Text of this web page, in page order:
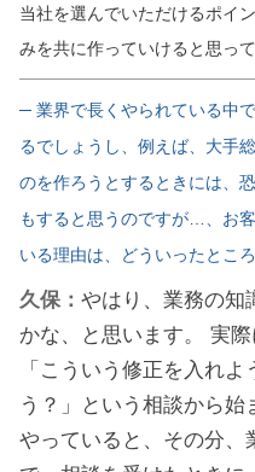
当社を選んでいただけるポイ
みを共に作っていけると思っ
─ 業界で長くやられている中
るでしょうし、例えば、大手
のを作ろうとするときには、
もすると思うのですが…、お
いる理由は、どういったとこ
久保： やはり、業務の知
かな、と思います。 実
「こういう修正を入れ
う？」という相談から始
やっていると、その分、